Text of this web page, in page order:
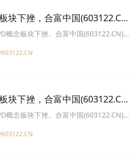
块下挫，合富中国(603122.CN)
概念板块下挫。合富中国(603122.CN)跌
元，建发致新(301584.CN)跌3.86%
跌2.45%报20.27元，英特集团
块下挫，合富中国(603122.CN)
概念板块下挫。合富中国(603122.CN)跌
元，建发致新(301584.CN)跌3.20%
跌2.55%报20.25元，国科恒泰